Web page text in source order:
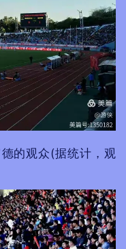
的观众(据统计，观